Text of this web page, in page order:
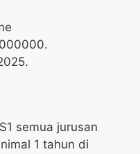
.
semua jurusan
1 tahun di